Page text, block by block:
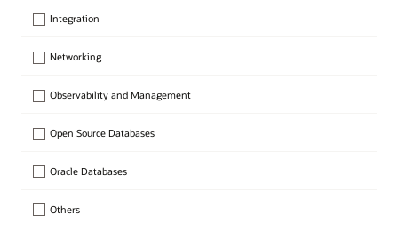
Integration
Networking
Observability and Management
Open Source Databases
Oracle Databases
Others